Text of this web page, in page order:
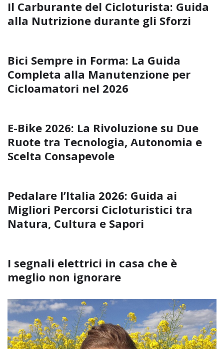
Il Carburante del Cicloturista: Guida
alla Nutrizione durante gli Sforzi
Bici Sempre in Forma: La Guida
Completa alla Manutenzione per
Cicloamatori nel 2026
E-Bike 2026: La Rivoluzione su Due
Ruote tra Tecnologia, Autonomia e
Scelta Consapevole
Pedalare l’Italia 2026: Guida ai
Migliori Percorsi Cicloturistici tra
Natura, Cultura e Sapori
I segnali elettrici in casa che è
meglio non ignorare